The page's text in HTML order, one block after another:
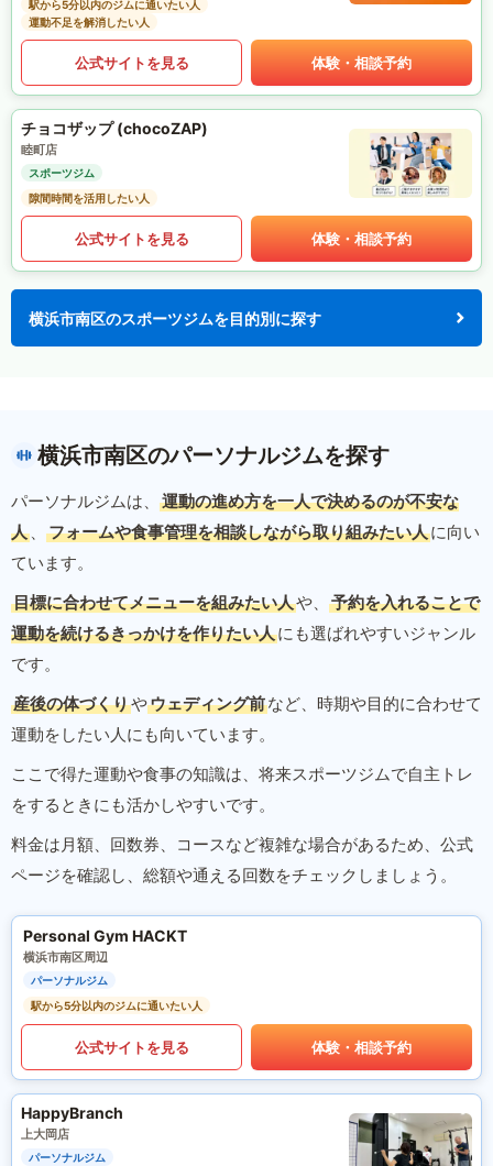
駅から5分以内のジムに通いたい人
運動不足を解消したい人
公式サイトを見る 体験・相談予約
チョコザップ (chocoZAP)
睦町店
スポーツジム
隙間時間を活用したい人
公式サイトを見る 体験・相談予約
横浜市南区のスポーツジムを目的別に探す
横浜市南区のパーソナルジムを探す
パーソナルジムは、
運動の進め方を一人で決めるのが不安な
人 、 フォームや食事管理を相談しながら取り組みたい人に向い
ています。
目標に合わせてメニューを組みたい人や、
予約を入れることで
運動を続けるきっかけを作りたい人にも選ばれやすいジャンル
です。
産後の体づくりやウェディング前など、時期や目的に合わせて
運動をしたい人にも向いています。
ここで得た運動や食事の知識は、将来スポーツジムで自主トレ
をするときにも活かしやすいです。
料金は月額、回数券、コースなど複雑な場合があるため、公式
ページを確認し、総額や通える回数をチェックしましょう。
Personal Gym HACKT
横浜市南区周辺
パーソナルジム
駅から5分以内のジムに通いたい人
公式サイトを見る 体験・相談予約
HappyBranch
上大岡店
パーソナルジム